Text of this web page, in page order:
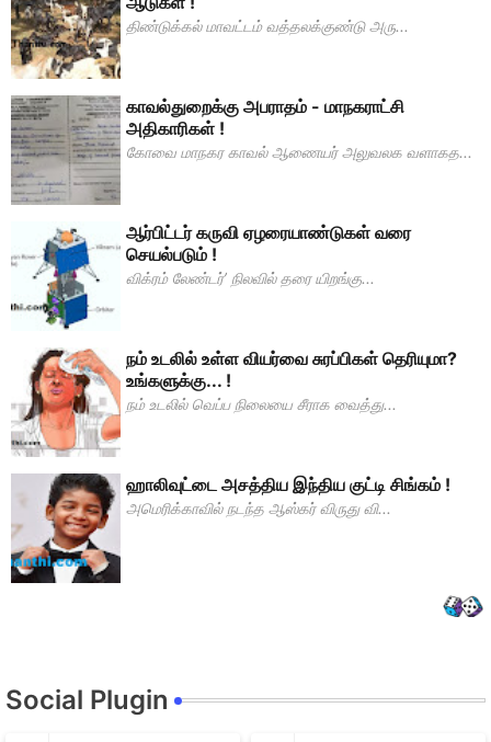
திண்டுக்கல் மாவட்டம் வத்தலக்குண்டு அரு...
காவல்துறைக்கு அபராதம் - மாநகராட்சி
அதிகாரிகள் !
கோவை மாநகர காவல் ஆணையர் அலுவலக வளாகத...
ஆர்பிட்டர் கருவி ஏழரையாண்டுகள் வரை
செயல்படும் !
விக்ரம் லேண்டர்’ நிலவில் தரை யிறங்கு...
நம் உடலில் உள்ள வியர்வை சுரப்பிகள் தெரியுமா?
உங்களுக்கு... !
நம் உடலில் வெப்ப நிலையை சீராக வைத்து...
ஹாலிவுட்டை அசத்திய இந்திய குட்டி சிங்கம் !
அமெரிக்காவில் நடந்த ஆஸ்கர் விருது வி...
Social Plugin